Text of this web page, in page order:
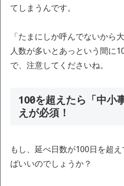
てしまうんです。
「たまにしか呼んでないから
人数が多いとあっという間に
で、注意してくださいね。
100日を超えたら「中
えが必須！
もし、延べ日数が100日を超
ばいいのでしょうか？